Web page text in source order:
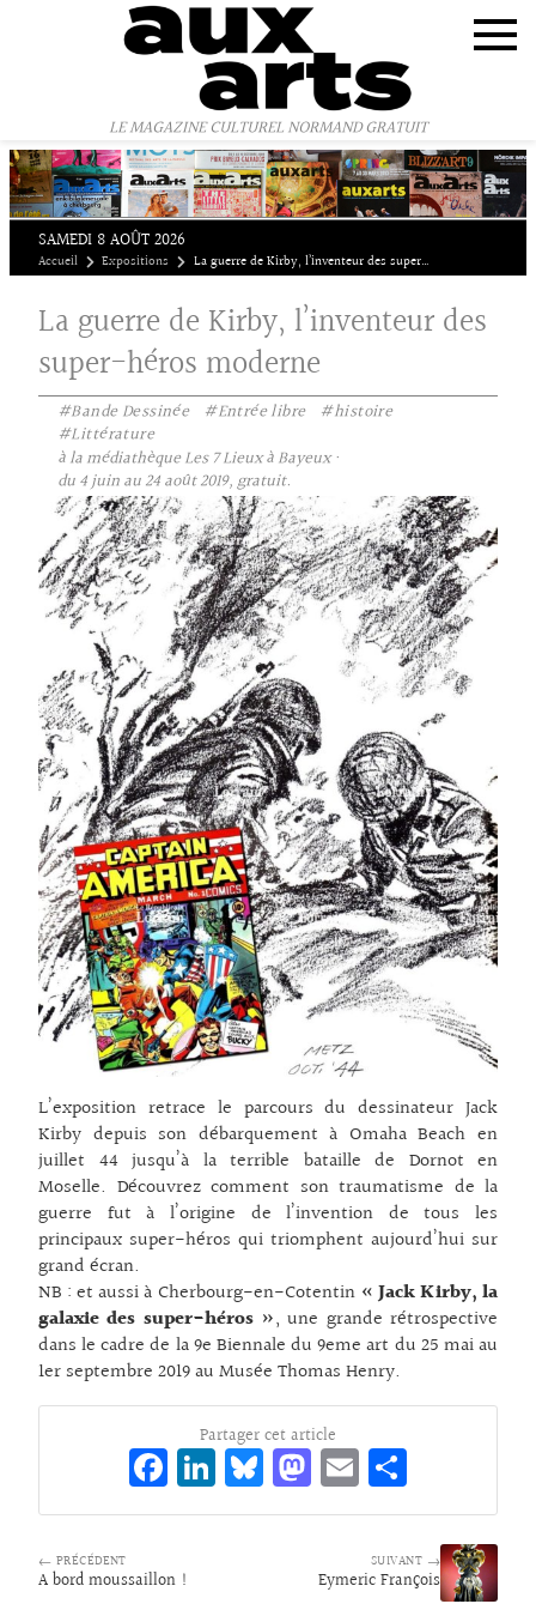
LE MAGAZINE CULTUREL NORMAND GRATUIT
SAMEDI 8 AOÛT 2026
Accueil Expositions La guerre de Kirby, l’inventeur des super-héros moderne
La guerre de Kirby, l’inventeur des
super-héros moderne
#Bande Dessinée #Entrée libre
#histoire
#Littérature
à la médiathèque Les 7 Lieux à Bayeux ·
du 4 juin au 24 août 2019, gratuit.
L’exposition retrace le parcours du dessinateur Jack
Kirby depuis son débarquement à Omaha Beach en
juillet 44 jusqu’à la terrible bataille de Dornot en
Moselle. Découvrez comment son traumatisme de la
guerre fut à l’origine de l’invention de tous les
principaux super-héros qui triomphent aujourd’hui sur
grand écran.
NB : et aussi à Cherbourg-en-Cotentin « Jack Kirby, la
galaxie des super-héros », une grande rétrospective
dans le cadre de la 9e Biennale du 9eme art du 25 mai au
1er septembre 2019 au Musée Thomas Henry.
Partager cet article
Fa
ce
o
Li
n
Bl
ue
M
as
d
E
m
ai
l
rt
ag
er
← PRÉCÉDENT
A bord moussaillon !
SUIVANT →
Eymeric François
Panneau de gestion des cookies